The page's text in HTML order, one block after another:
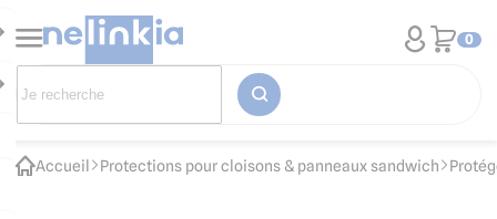
0
Accueil Protections pour cloisons & panneaux sandwich